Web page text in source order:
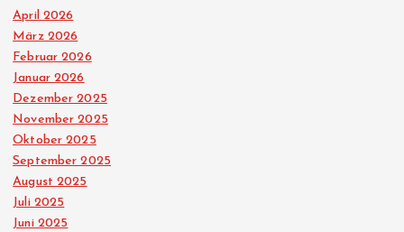
April 2026
März 2026
Februar 2026
Januar 2026
Dezember 2025
November 2025
Oktober 2025
September 2025
August 2025
Juli 2025
Juni 2025